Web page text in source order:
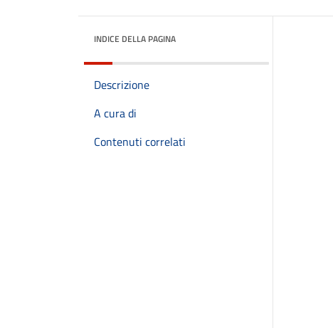
INDICE DELLA PAGINA
Descrizione
A cura di
Contenuti correlati